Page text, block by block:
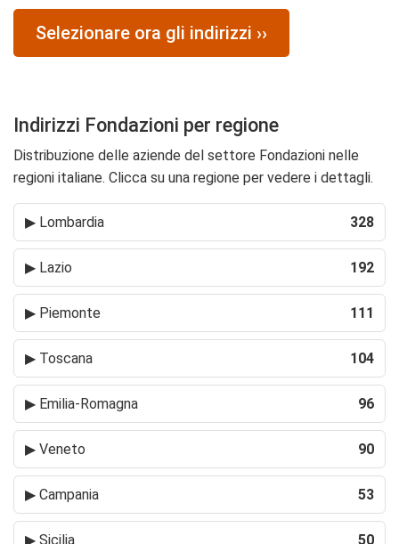
Selezionare ora gli indirizzi ››
Indirizzi Fondazioni per regione
Distribuzione delle aziende del settore Fondazioni nelle
regioni italiane. Clicca su una regione per vedere i dettagli.
▶ Lombardia 328
▶ Lazio 192
▶ Piemonte 111
▶ Toscana 104
▶ Emilia-Romagna 96
▶ Veneto 90
▶ Campania 53
▶ Sicilia 50